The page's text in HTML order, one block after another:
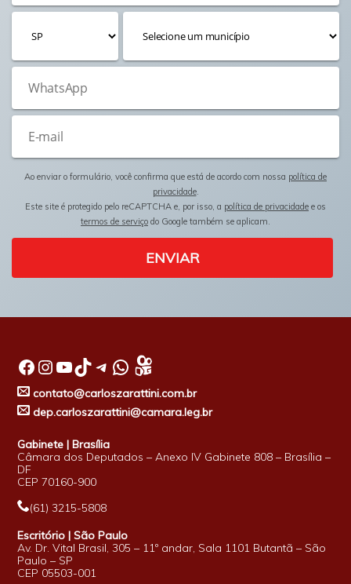
Ao enviar o formulário, você confirma que está de acordo com nossa política de
privacidade.
Este site é protegido pelo reCAPTCHA e, por isso, a política de privacidade e os
termos de serviço do Google também se aplicam.
ENVIAR
Facebook InstagramYoutube TikTok Telegram WhatsApp
contato@carloszarattini.com.br
dep.carloszarattini@camara.leg.br
Gabinete | Brasília
Câmara dos Deputados – Anexo IV Gabinete 808 – Brasília –
DF
CEP 70160-900
(61) 3215-5808
Escritório | São Paulo
Av. Dr. Vital Brasil, 305 – 11º andar, Sala 1101 Butantã – São
Paulo – SP
CEP 05503-001